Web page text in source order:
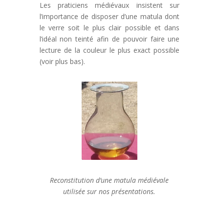
Les praticiens médiévaux insistent sur
l’importance de disposer d’une matula dont
le verre soit le plus clair possible et dans
l’idéal non teinté afin de pouvoir faire une
lecture de la couleur le plus exact possible
(voir plus bas).
Reconstitution d’une matula médiévale
utilisée sur nos présentations.